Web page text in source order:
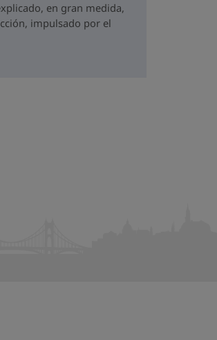
en gran medida,
impulsado por el